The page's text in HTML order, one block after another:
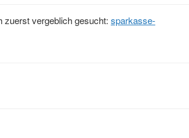
zuerst vergeblich gesucht: sparkasse-